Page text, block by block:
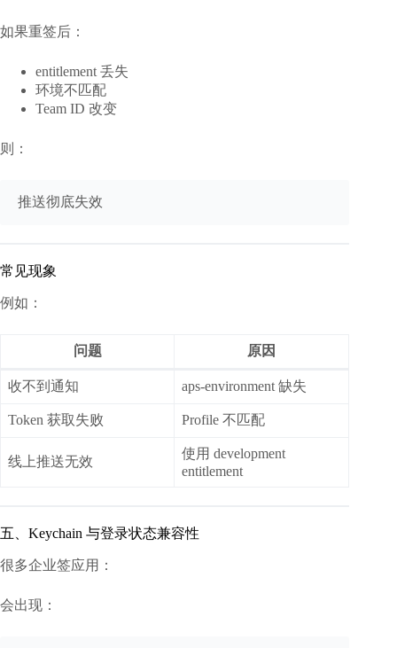
如果重签后：
entitlement 丢失
环境不匹配
Team ID 改变
则：
常见现象
例如：
问题 原因
收不到通知 aps-environment 缺失
Token 获取失败 Profile 不匹配
线上推送无效
使用 development
entitlement
五、Keychain 与登录状态兼容性
很多企业签应用：
会出现：